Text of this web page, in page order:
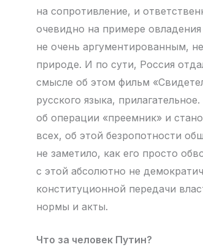
на сопротивление, и
очевидно на примере
не очень аргументированным,
природе. И по сути, Россия
смысле об этом фильм
русского языка,
об операции «преемник» и
всех, об этой безропотности
не заметило, как его просто
с этой абсолютно не
конституционной передачи
нормы и акты.
Что за человек Путин?